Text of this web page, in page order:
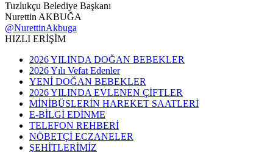
Tuzlukçu Belediye Başkanı
Nurettin AKBUĞA
@NurettinAkbuga
HIZLI ERİŞİM
2026 YILINDA DOĞAN BEBEKLER
2026 Yılı Vefat Edenler
YENİ DOĞAN BEBEKLER
2026 YILINDA EVLENEN ÇİFTLER
MİNİBÜSLERİN HAREKET SAATLERİ
E-BİLGİ EDİNME
TELEFON REHBERİ
NÖBETÇİ ECZANELER
ŞEHİTLERİMİZ